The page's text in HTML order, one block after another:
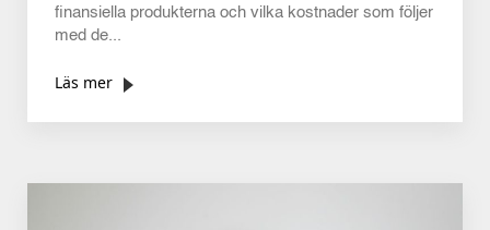
finansiella produkterna och vilka kostnader som följer
med de...
Läs mer